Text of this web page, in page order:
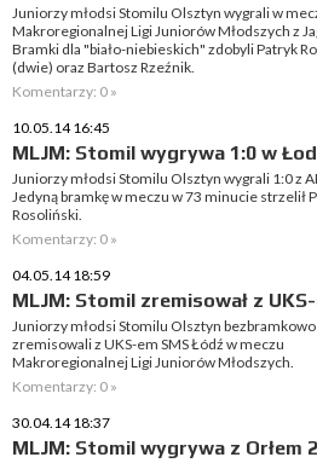
Juniorzy młodsi Stomilu Olsztyn wygrali w
Makroregionalnej Ligi Juniorów Młodszych z
Bramki dla "biało-niebieskich" zdobyli Patryk
(dwie) oraz Bartosz Rzeźnik.
Komentarzy: 0 »
10.05.14 16:45
MLJM: Stomil wygrywa 1:0 w
Juniorzy młodsi Stomilu Olsztyn wygrali 1:0 z
Jedyną bramkę w meczu w 73 minucie strzelił
Rosoliński.
Komentarzy: 0 »
04.05.14 18:59
MLJM: Stomil zremisował z
Juniorzy młodsi Stomilu Olsztyn bezbramkowo
zremisowali z UKS-em SMS Łódź w meczu
Makroregionalnej Ligi Juniorów Młodszych.
Komentarzy: 0 »
30.04.14 18:37
MLJM: Stomil wygrywa z Orłem